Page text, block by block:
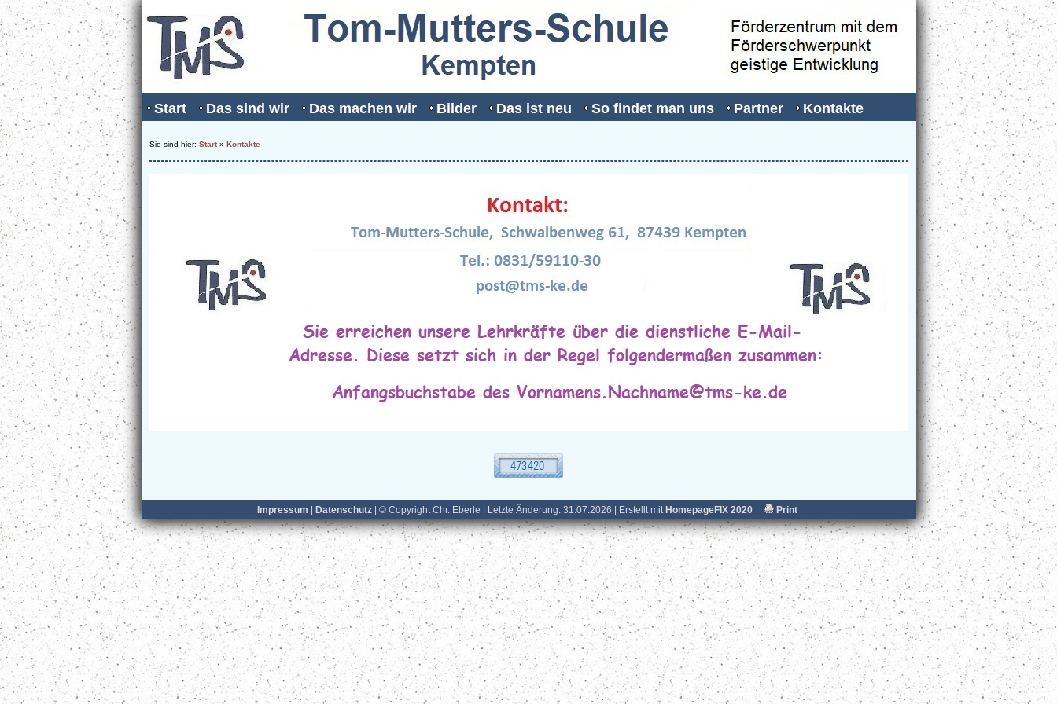
Start Das sind wir Das machen wir Bilder Das ist neu So findet man uns Partner Kontakte
Sie sind hier: Start» Kontakte
Impressum Datenschutz | © Copyright Chr. Eberle | Letzte Änderung: 31.07.2026 | Erstellt mit HomepageFIX 2020 Print